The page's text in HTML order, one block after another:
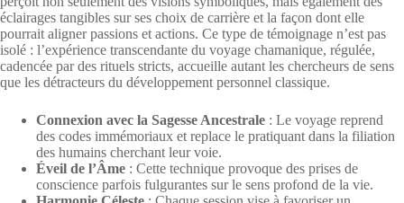
éclairages tangibles sur ses choix de carrière et la façon dont elle
pourrait aligner passions et actions. Ce type de témoignage n’est pas
isolé : l’expérience transcendante du voyage chamanique, régulée,
cadencée par des rituels stricts, accueille autant les chercheurs de sens
que les détracteurs du développement personnel classique.
Connexion avec la Sagesse Ancestrale : Le voyage reprend
des codes immémoriaux et replace le pratiquant dans la filiation
des humains cherchant leur voie.
Éveil de l’Âme : Cette technique provoque des prises de
conscience parfois fulgurantes sur le sens profond de la vie.